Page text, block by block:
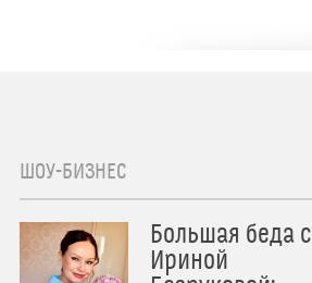
ШОУ-БИЗНЕС
Большая беда с
Ириной